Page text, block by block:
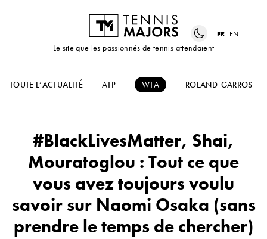
Le site que les passionnés de tennis attendaient
FR EN
TOUTE L’ACTUALITÉ ATP WTA ROLAND-GARROS
#BlackLivesMatter, Shai,
Mouratoglou : Tout ce que
vous avez toujours voulu
savoir sur Naomi Osaka (sans
prendre le temps de chercher)